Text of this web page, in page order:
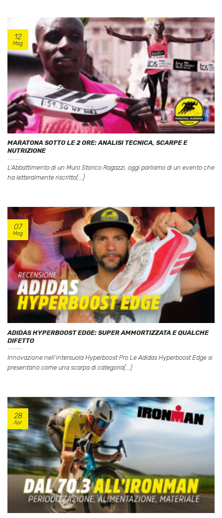
MARATONA SOTTO LE 2 ORE: ANALISI TECNICA, SCARPE E
NUTRIZIONE
L’Abbattimento di un Muro Storico Ragazzi, oggi parliamo di un evento che
ha letteralmente riscritto(...)
12
Mag
ADIDAS HYPERBOOST EDGE: SUPER AMMORTIZZATA E QUALCHE
DIFETTO
Innovazione nell’intersuola Hyperboost Pro Le Adidas Hyperboost Edge si
presentano come una scarpa di categoria(...)
07
Mag
28
Apr